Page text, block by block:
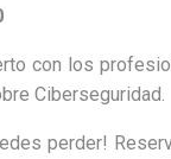
con los
Ciberseguridad.
perder!